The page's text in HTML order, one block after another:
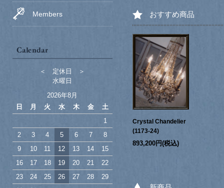
Members
＜ 定休日 ＞
水曜日
2026年8月
日
月 火 水 木 金
土
1
2
3 4 5 6 7
8
9
10 11 12 13 14
15
16
17 18 19 20 21
22
23
24 25 26 27 28
29
おすすめ商品
Crystal Chandelier
(1173-24)
893,200円(税込)